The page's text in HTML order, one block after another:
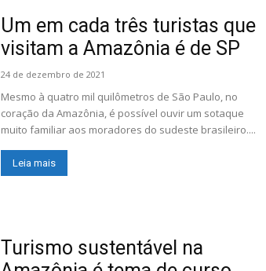
Um em cada três turistas que
visitam a Amazônia é de SP
24 de dezembro de 2021
Mesmo à quatro mil quilômetros de São Paulo, no
coração da Amazônia, é possível ouvir um sotaque
muito familiar aos moradores do sudeste brasileiro....
Leia mais
Turismo sustentável na